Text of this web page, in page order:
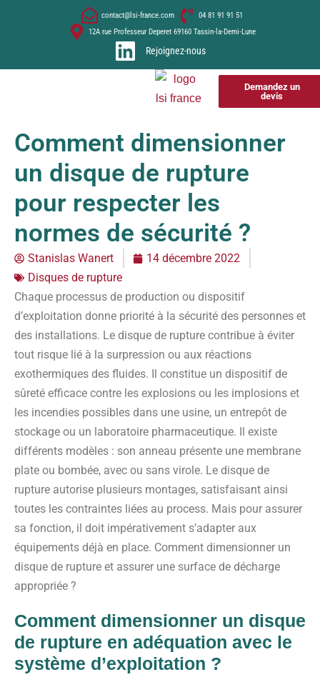
contact@lsi-france.com
04 81 91 91 51
12A rue Professeur Deperet 69160 Tassin-la-Demi-Lune
Rejoignez-nous
Demandez un
devis
Comment dimensionner
un disque de rupture
pour respecter les
normes de sécurité ?
Stanislas Wanert
14 décembre 2022
Disques de rupture
Chaque processus de production ou dispositif
d’exploitation donne priorité à la sécurité des personnes et
des installations. Le disque de rupture contribue à éviter
tout risque lié à la surpression ou aux réactions
exothermiques des fluides. Il constitue un dispositif de
sûreté efficace contre les explosions ou les implosions et
les incendies possibles dans une usine, un entrepôt de
stockage ou un laboratoire pharmaceutique. Il existe
différents modèles : son anneau présente une membrane
plate ou bombée, avec ou sans virole. Le disque de
rupture autorise plusieurs montages, satisfaisant ainsi
toutes les contraintes liées au process. Mais pour assurer
sa fonction, il doit impérativement s’adapter aux
équipements déjà en place. Comment dimensionner un
disque de rupture et assurer une surface de décharge
appropriée ?
Comment dimensionner un disque
de rupture en adéquation avec le
système d’exploitation ?